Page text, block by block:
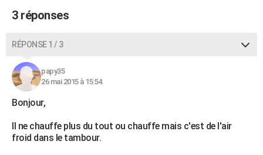
BONS PLANS
Dictionnaire
Biographies
Citations
Expressions
Proverbes
PROGRAMME TV
COPAINS D'AVANT
S'inscrire
Se connecter
Lycées
Collèges
Primaires
Universités
Entreprises
Service militaire
Avis de recherche
AVIS DE DÉCÈS
3 réponses
RÉPONSE 1 / 3
papy35
26 mai 2015 à 15:54
Bonjour,
Il ne chauffe plus du tout ou chauffe mais c'est de l'air
froid dans le tambour.